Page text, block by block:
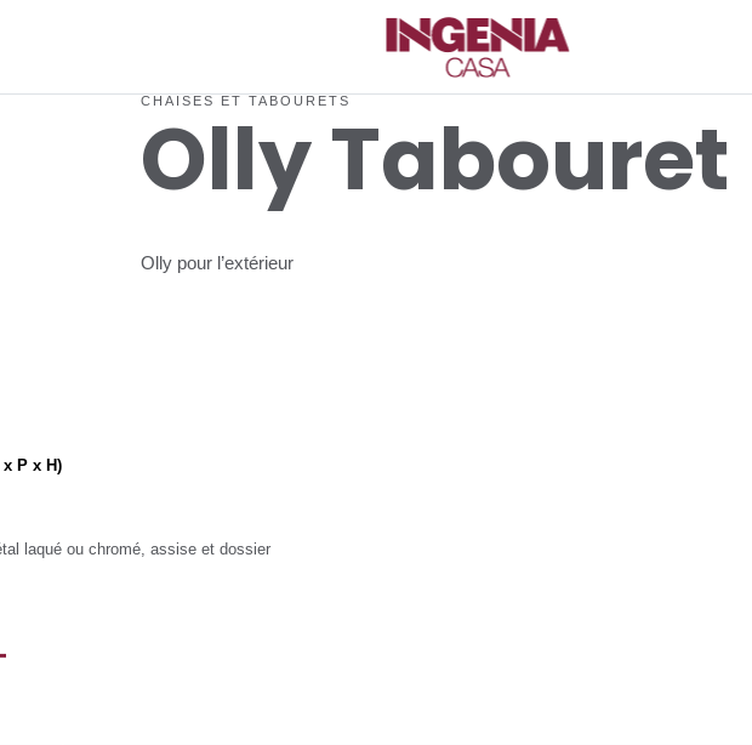
CHAISES ET TABOURETS
OllyTabouret
Olly pour l’extérieur
P x H)
laqué ou chromé, assise et dossier